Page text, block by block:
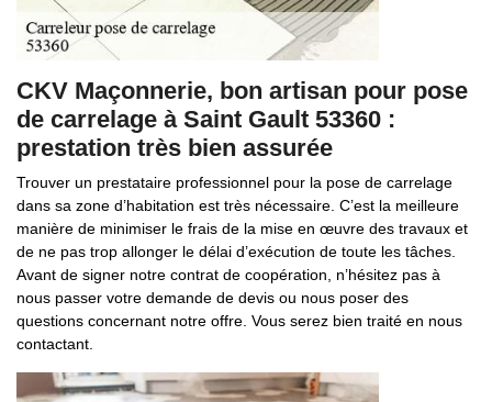
CKV Maçonnerie, bon artisan pour pose
de carrelage à Saint Gault 53360 :
prestation très bien assurée
Trouver un prestataire professionnel pour la pose de carrelage
dans sa zone d’habitation est très nécessaire. C’est la meilleure
manière de minimiser le frais de la mise en œuvre des travaux et
de ne pas trop allonger le délai d’exécution de toute les tâches.
Avant de signer notre contrat de coopération, n’hésitez pas à
nous passer votre demande de devis ou nous poser des
questions concernant notre offre. Vous serez bien traité en nous
contactant.